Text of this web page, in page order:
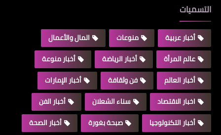
التسميات
أخبار عربية منوعات
المال والأعمال
عالم المرأة
أخبار الرياضة
أخبار منوعة
أخبار العالم
فن وثقافة
أخبار الإمارات
اخبار الاقتصاد
سناء الشعلان
أخبار الفن
أخبار التكنولوجيا
صبحة بغورة
أخبار الصحة